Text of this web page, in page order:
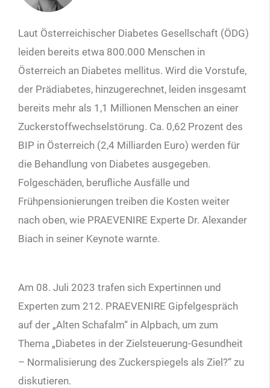
Laut Österreichischer Diabetes Gesellschaft (ÖDG)
leiden bereits etwa 800.000 Menschen in
Österreich an Diabetes mellitus. Wird die Vorstufe,
der Prädiabetes, hinzugerechnet, leiden insgesamt
bereits mehr als 1,1 Millionen Menschen an einer
Zuckerstoffwechselstörung. Ca. 0,62 Prozent des
BIP in Österreich (2,4 Milliarden Euro) werden für
die Behandlung von Diabetes ausgegeben.
Folgeschäden, berufliche Ausfälle und
Frühpensionierungen treiben die Kosten weiter
nach oben, wie PRAEVENIRE Experte Dr. Alexander
Biach in seiner Keynote warnte.
Am 08. Juli 2023 trafen sich Expertinnen und
Experten zum 212. PRAEVENIRE Gipfelgespräch
auf der „Alten Schafalm“ in Alpbach, um zum
Thema „Diabetes in der Zielsteuerung-Gesundheit
– Normalisierung des Zuckerspiegels als Ziel?“ zu
diskutieren.